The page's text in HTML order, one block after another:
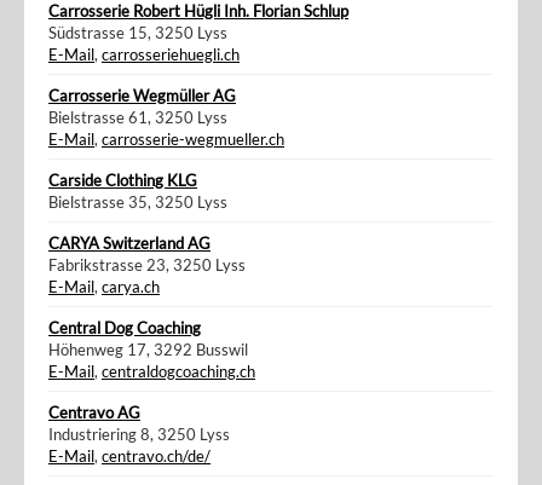
Carrosserie Robert Hügli Inh. Florian Schlup
Südstrasse 15, 3250 Lyss
E-Mail,carrosseriehuegli.ch
Carrosserie Wegmüller AG
Bielstrasse 61, 3250 Lyss
E-Mail,carrosserie-wegmueller.ch
Carside Clothing KLG
Bielstrasse 35, 3250 Lyss
CARYA Switzerland AG
Fabrikstrasse 23, 3250 Lyss
E-Mail, carya.ch
Central Dog Coaching
Höhenweg 17, 3292 Busswil
E-Mail, centraldogcoaching.ch
Centravo AG
Industriering 8, 3250 Lyss
E-Mail, centravo.ch/de/